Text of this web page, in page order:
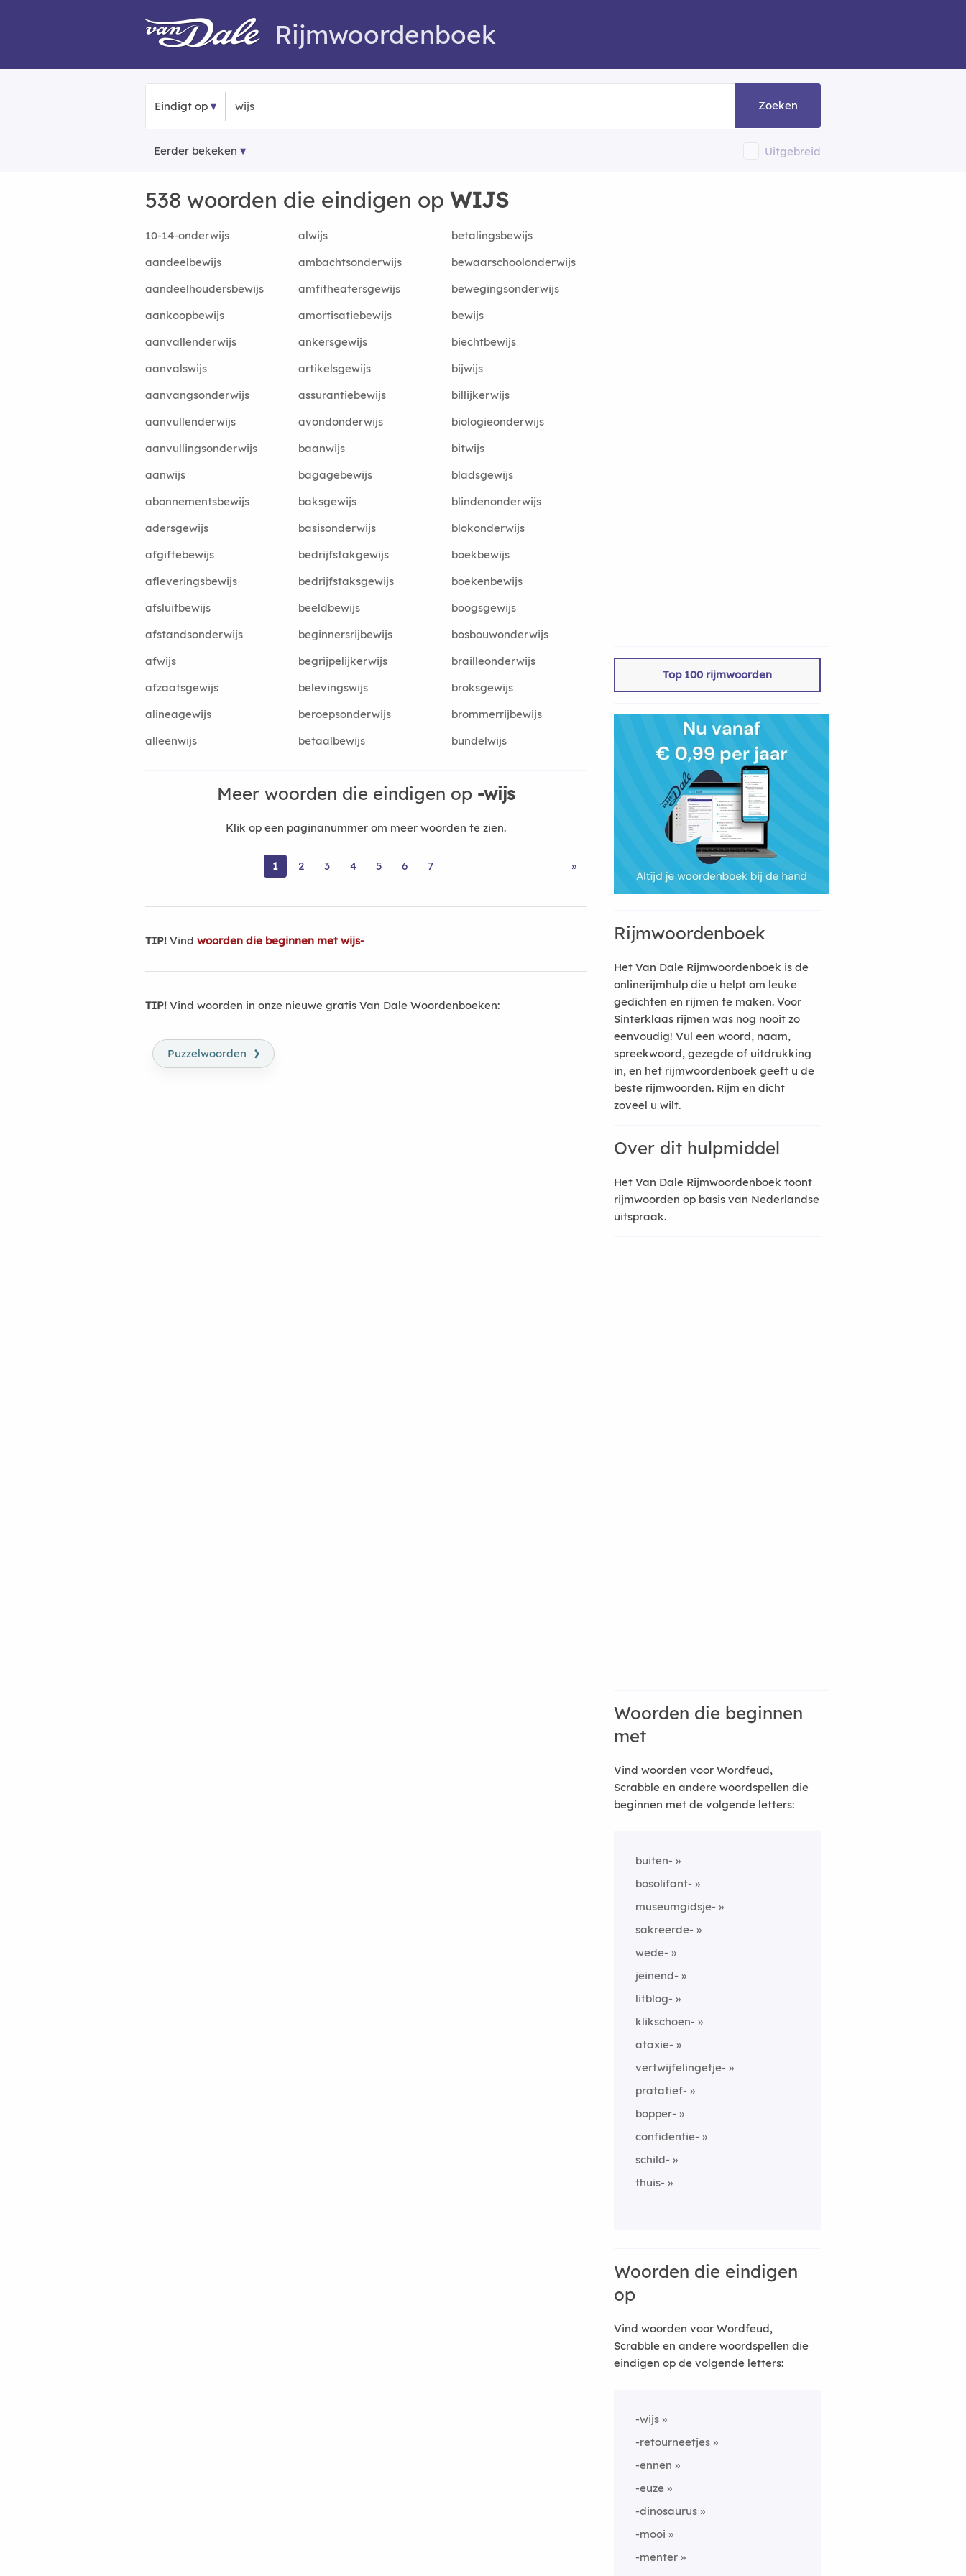
Rijmwoordenboek
Eindigt op Zoeken
Eerder bekeken Uitgebreid
538 woorden die eindigen op WIJS
10-14-onderwijs alwijs
betalingsbewijs
aandeelbewijs
ambachtsonderwijs
bewaarschoolonderwijs
aandeelhoudersbewijs
amfitheatersgewijs
bewegingsonderwijs
aankoopbewijs
amortisatiebewijs
bewijs
aanvallenderwijs
ankersgewijs
biechtbewijs
aanvalswijs
artikelsgewijs
bijwijs
aanvangsonderwijs
assurantiebewijs
billijkerwijs
aanvullenderwijs
avondonderwijs
biologieonderwijs
aanvullingsonderwijs
baanwijs
bitwijs
aanwijs
bagagebewijs
bladsgewijs
abonnementsbewijs
baksgewijs
blindenonderwijs
adersgewijs
basisonderwijs
blokonderwijs
afgiftebewijs
bedrijfstakgewijs
boekbewijs
afleveringsbewijs
bedrijfstaksgewijs
boekenbewijs
afsluitbewijs
beeldbewijs
boogsgewijs
afstandsonderwijs
beginnersrijbewijs
bosbouwonderwijs
afwijs
begrijpelijkerwijs
brailleonderwijs
afzaatsgewijs
belevingswijs
broksgewijs
alineagewijs
beroepsonderwijs
brommerrijbewijs
alleenwijs
betaalbewijs bundelwijs
Meer woorden die eindigen op -wijs
Klik op een paginanummer om meer woorden te zien.
1 2 3 4 5 6 7 »
TIP! Vind woorden die beginnen met wijs-
TIP! Vind woorden in onze nieuwe gratis Van Dale Woordenboeken:
Puzzelwoorden ›
Top 100 rijmwoorden
Rijmwoordenboek
Het Van Dale Rijmwoordenboek is de
onlinerijmhulp die u helpt om leuke
gedichten en rijmen te maken. Voor
Sinterklaas rijmen was nog nooit zo
eenvoudig! Vul een woord, naam,
spreekwoord, gezegde of uitdrukking
in, en het rijmwoordenboek geeft u de
beste rijmwoorden. Rijm en dicht
zoveel u wilt.
Over dit hulpmiddel
Het Van Dale Rijmwoordenboek toont
rijmwoorden op basis van Nederlandse
uitspraak.
Woorden die beginnen
met
Vind woorden voor Wordfeud,
Scrabble en andere woordspellen die
beginnen met de volgende letters:
buiten-
bosolifant-
museumgidsje-
sakreerde-
wede-
jeinend-
litblog-
klikschoen-
ataxie-
vertwijfelingetje-
pratatief-
bopper-
confidentie-
schild-
thuis-
Woorden die eindigen
op
Vind woorden voor Wordfeud,
Scrabble en andere woordspellen die
eindigen op de volgende letters:
-wijs
-retourneetjes
-ennen
-euze
-dinosaurus
-mooi
-menter